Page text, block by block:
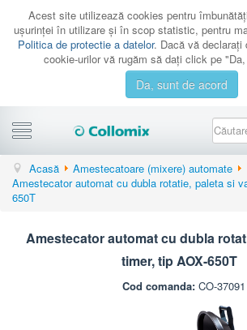
Acest site utilizează cookies pentru
uşurinţei în utilizare şi în scop statistic, pentru
Politica de protectie a datelor. Dacă vă declaraţi
cookie-urilor vă rugăm să daţi click pe
Da, sunt de acord
CATEGORII
PROMOTII
SERVICE
Acasă
Amestecatoare (mixere) automate
Amestecator automat cu dubla rotatie, paleta si
650T
Amestecator automat cu dubla
timer, tip AOX-650T
Cod comanda: CO-37091